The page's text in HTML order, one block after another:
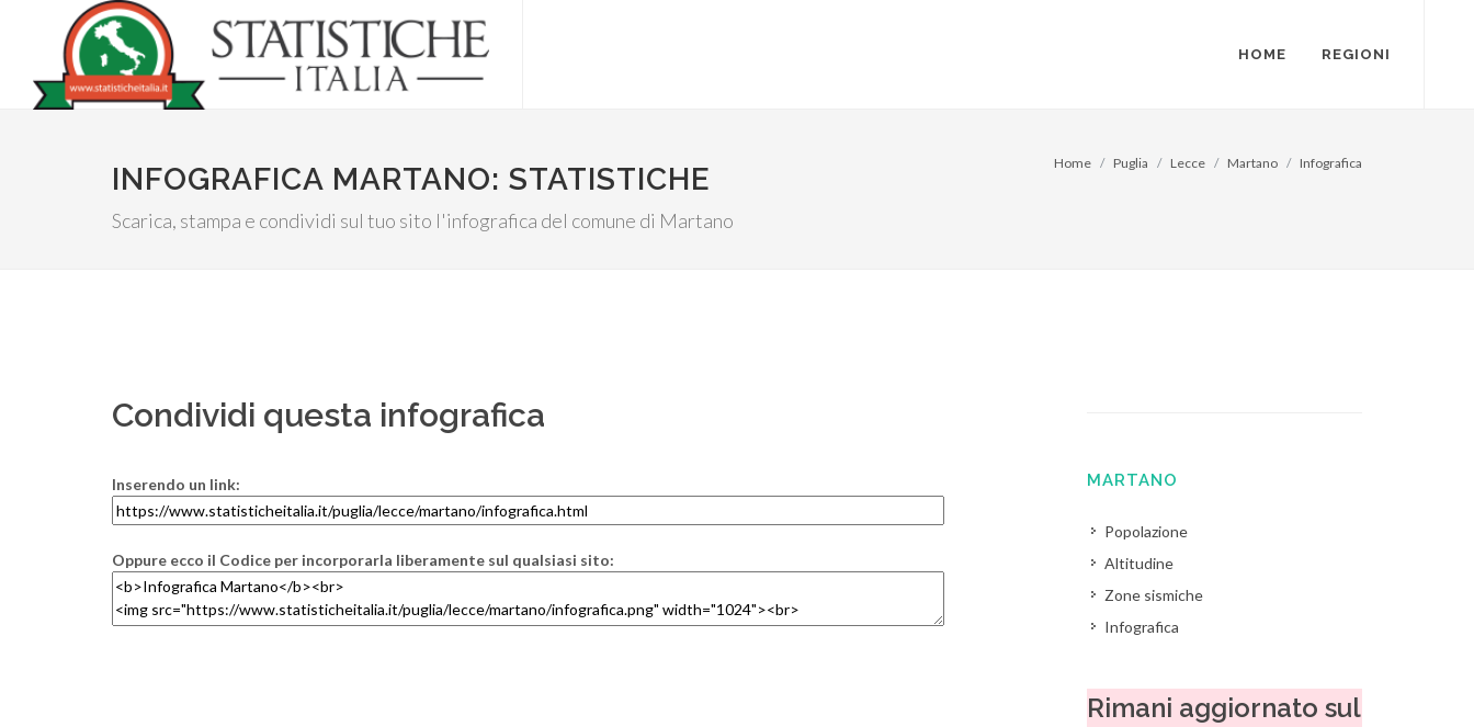
HOME REGIONI
INFOGRAFICA MARTANO: STATISTICHE
Scarica, stampa e condividi sul tuo sito l'infografica del comune di Martano
Home Puglia Lecce Martano Infografica
Condividi questa infografica
Inserendo un link:
Oppure ecco il Codice per incorporarla liberamente sul qualsiasi sito:
MARTANO
Popolazione
Altitudine
Zone sismiche
Infografica
Rimani aggiornato sul